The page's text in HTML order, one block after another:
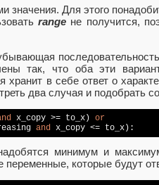
значения. Для этого
range не получится,
так, что оба эти
хранит в себе ответ о
два случая и подобрать
x_copy >= to_x) or
and
минимум и
которые будут